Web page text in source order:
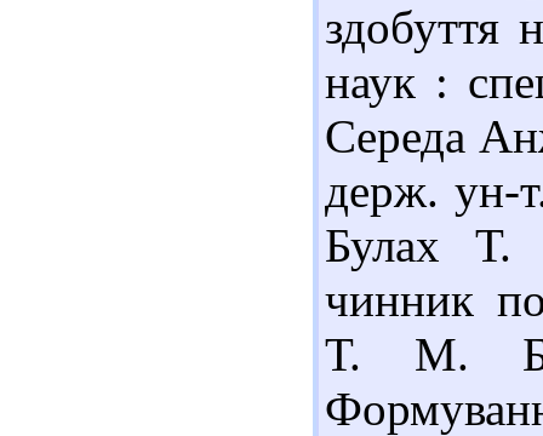
здобуття
наук :
Середа
держ. ун-
Булах Т.
чинник
Т. М.